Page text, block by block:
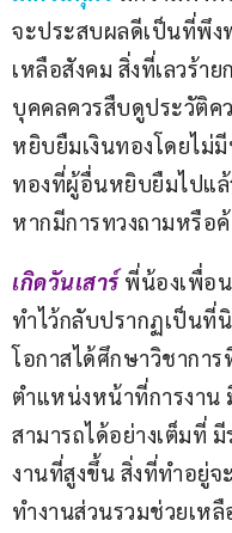
จะประสบผลดีเป็นที่พึง
เหลือสังคม สิ่งที่เลวร้า
บุคคลควรสืบดูประวัติค
หยิบยืมเงินทองโดยไม่
ทองที่ผู้อื่นหยิบยืมไปแ
หากมีการทวงถามหรื
เกิดวันเสาร์ พี่น้องเพื่อ
ทำไว้กลับปรากฏเป็น
โอกาสได้ศึกษาวิชากา
ตำแหน่งหน้าที่การงาน
สามารถได้อย่างเต็มที่
งานที่สูงขึ้น สิ่งที่ทำอยู่
ทำงานส่วนรวมช่วยเหลื